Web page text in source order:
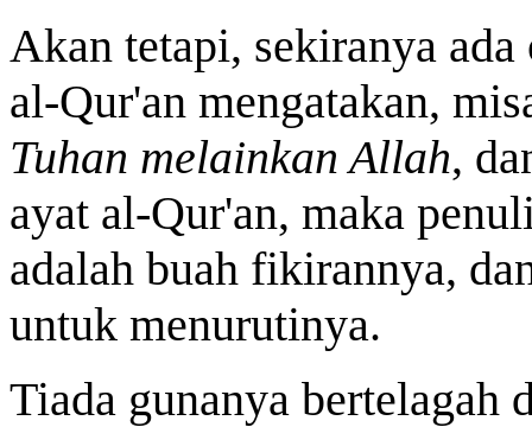
Akan tetapi, sekiranya ada
al-Qur'an mengatakan,
Tuhan melainkan Allah,
ayat al-Qur'an, maka
adalah buah fikirannya,
untuk menurutinya.
Tiada gunanya bertelagah